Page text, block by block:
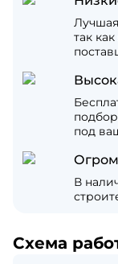
так
под
В
Схема